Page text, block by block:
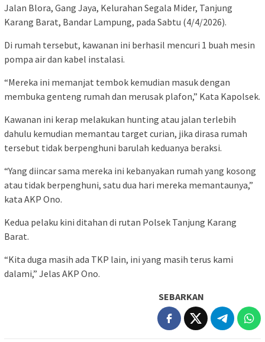
Jalan Blora, Gang Jaya, Kelurahan Segala Mider, Tanjung
Karang Barat, Bandar Lampung, pada Sabtu (4/4/2026).
Di rumah tersebut, kawanan ini berhasil mencuri 1 buah mesin
pompa air dan kabel instalasi.
“Mereka ini memanjat tembok kemudian masuk dengan
membuka genteng rumah dan merusak plafon,” Kata Kapolsek.
Kawanan ini kerap melakukan hunting atau jalan terlebih
dahulu kemudian memantau target curian, jika dirasa rumah
tersebut tidak berpenghuni barulah keduanya beraksi.
“Yang diincar sama mereka ini kebanyakan rumah yang kosong
atau tidak berpenghuni, satu dua hari mereka memantaunya,”
kata AKP Ono.
Kedua pelaku kini ditahan di rutan Polsek Tanjung Karang
Barat.
“Kita duga masih ada TKP lain, ini yang masih terus kami
dalami,” Jelas AKP Ono.
SEBARKAN